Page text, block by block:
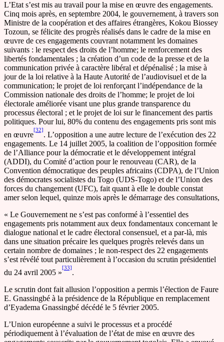
L’Etat s’est mis au travail pour la mise en œuvre des engagements.
Cinq mois après, en septembre 2004, le gouvernement, à travers son
Ministre de la coopération et des affaires étrangères, Kokou Biossey
Tozoun, se félicite des progrès réalisés dans le cadre de la mise en
œuvre de ces engagements couvrant notamment les domaines
suivants : le respect des droits de l’homme; le renforcement des
libertés fondamentales ; la création d’un code de la presse et de la
communication privée à caractère libéral et dépénalisé ; la mise à
jour de la loi relative à la Haute Autorité de l’audiovisuel et de la
communication; le projet de loi renforçant l’indépendance de la
Commission nationale des droits de l’homme; le projet de loi
électorale améliorée visant une plus grande transparence du
processus électoral ; et le projet de loi sur le financement des partis
politiques. Pour lui, 80% du contenu des engagements pris sont mis
en œuvre
[32]
. L’opposition a une autre lecture de l’exécution des 22
engagements. Le 14 juillet 2005, la coalition de l’opposition formée
de l’Alliance pour la démocratie et le développement intégral
(ADDI), du Comité d’action pour le renouveau (CAR), de la
Convention démocratique des peuples africains (CDPA), de l’Union
des démocrates socialistes du Togo (UDS-Togo) et de l’Union des
forces du changement (UFC), fait quant à elle le double constat
amer selon lequel, quinze mois après le démarrage des consultations,
« Le Gouvernement ne s’est pas conformé à l’essentiel des
engagements pris notamment aux deux fondamentaux concernant le
dialogue national et le cadre électoral consensuel, et a par-là, mis
dans une situation précaire les quelques progrès relevés dans un
certain nombre de domaines ; le non-respect des 22 engagements
s’est révélé tout particulièrement à l’occasion du scrutin présidentiel
du 24 avril 2005 »
[33]
.
Le scrutin dont fait allusion l’opposition a permis l’élection de Faure
E. Gnassingbé à la présidence de la République en remplacement
d’Eyadema Gnassingbé décédé le 5 février 2005.
L’Union européenne a suivi le processus et a procédé
périodiquement à l’évaluation de l’état de mise en œuvre des